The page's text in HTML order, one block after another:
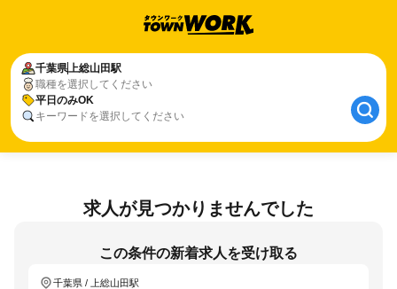
千葉県上総山田駅
職種を選択してください
平日のみOK
キーワードを選択してください
求人が見つかりませんでした
この条件の新着求人を受け取る
千葉県 / 上総山田駅